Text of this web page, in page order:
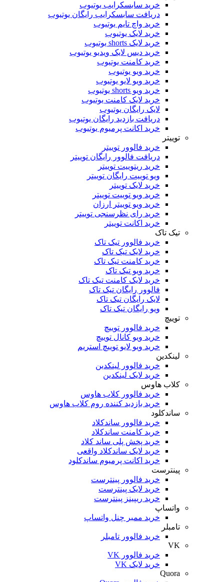
خرید سابسکرایب یوتیوب
دریافت سابسکرایب رایگان یوتیوب
خرید واچ تایم یوتیوب
خرید لایک یوتیوب
خرید لایک shorts یوتیوب
خرید دیس لایک ویدیو یوتیوب
خرید کامنت یوتیوب
خرید ویو یوتیوب
خرید ویو لایو یوتیوب
خرید ویو shorts یوتیوب
خرید لایک کامنت یوتیوب
لایک رایگان یوتیوب
دریافت بازدید رایگان یوتیوب
خرید اکانت پرمیوم یوتیوب
توییتر
خرید فالوور توییتر
دریافت فالوور رایگان توییتر
خرید ریتوییت توییتر
ویو توییت رایگان توییتر
خرید لایک توییتر
خرید ویو توییت توییتر
خرید ویو توییتر ارزان
خرید رای نظرسنجی توییتر
خرید اکانت توییتر
تیک تاک
خرید فالوور تیک تاک
خرید لایک تیک تاک
خرید کامنت تیک ‌تاک
خرید ویو تیک تاک
خرید لایک کامنت تیک تاک
فالوور رایگان تیک تاک
لایک رایگان تیک تاک
ویو رایگان تیک تاک
توییچ
خرید فالوور توییچ
خرید ویو کانال توییچ
خرید ویو لایو توییچ استریم
لینکدین
خرید فالوور لینکدین
خرید لایک لینکدین
کلاب هاوس
خرید فالوور کلاب هاوس
خرید بازدید کننده روم کلاب هاوس
ساندکلود
خرید فالوور ساندکلاد
خرید کامنت ساندکلاد
خرید پخش پلی ساند کلاد
خرید لایک ساندکلاد واقعی
خرید اکانت پرمیوم ساندکلود
پینترست
خرید فالوور پینترست
خرید لایک پینترست
خرید ریپینز پینترست
واتساپ
خرید ممبر چنل واتساپ
تامبلر
خرید فالوور تامبلر
VK
خرید فالوور VK
خرید لایک VK
Quora